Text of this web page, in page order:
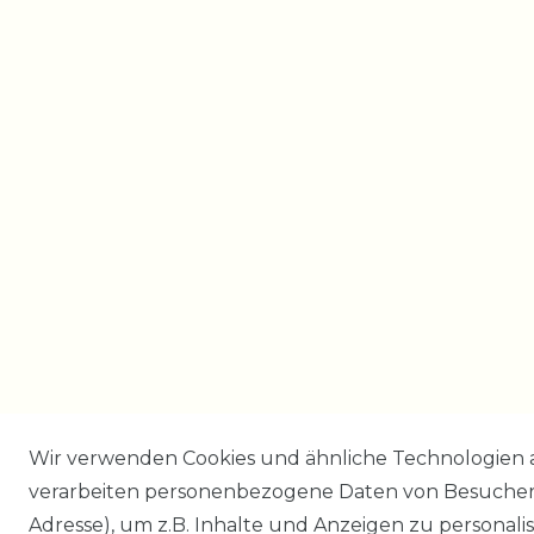
Wir verwenden Cookies und ähnliche
verarbeiten personenbezogene Daten von
Adresse), um z.B. Inhalte und Anzeigen zu